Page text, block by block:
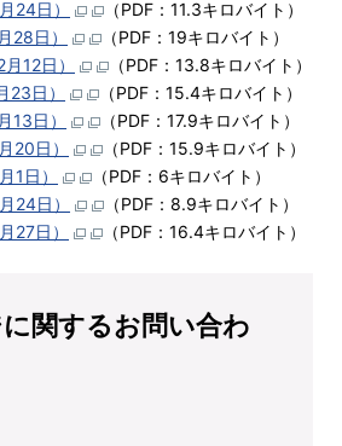
24日）
（PDF：11.3キロバイト）
日）
（PDF：19キロバイト）
12日）
（PDF：13.8キロバイト）
日）
（PDF：15.4キロバイト）
日）
（PDF：17.9キロバイト）
20日）
（PDF：15.9キロバイト）
日）
（PDF：6キロバイト）
24日）
（PDF：8.9キロバイト）
27日）
（PDF：16.4キロバイト）
関するお問い合わ